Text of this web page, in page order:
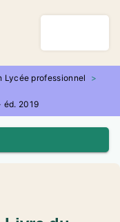
Lycée professionnel
>
éd. 2019